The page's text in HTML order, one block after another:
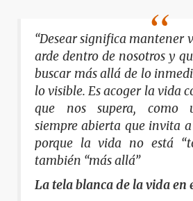
“Desear significa mantener
arde dentro de nosotros y
buscar más allá de lo
lo visible. Es acoger la vida
que nos supera, como
siempre abierta que invita
porque la vida no está
también “más allá”
La tela blanca de la vida en